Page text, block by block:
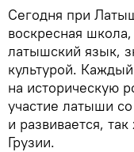
Сегодня при
воскресная
латышский язык,
культурой.
на историческую
участие латыши
и развивается,
Грузии.